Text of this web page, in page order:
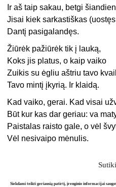
Siekdami teikti geriausią patirtį, įrenginio informacijai
Ir aš taip sakau, betgi šiandien
Jisai kiek sarkastiškas
Dantį pasigalandęs.
Žiūrėk pažiūrėk tik į lauką,
Koks jis platus, o kaip vaiko
Zuikis su ėgliu aštriu tavo
Tavo mintį įkyrią. Ir klaidą.
Kad vaiko, gerai. Kad visai
Būt kur kas dar geriau: va
Paistalas raisto gale, o vėl
Vėl nesivaipo mėnulis.